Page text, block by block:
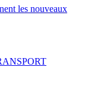
les nouveaux